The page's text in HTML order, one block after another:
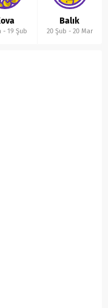
-19 Şub
Balık
20 Şub - 20 Mar